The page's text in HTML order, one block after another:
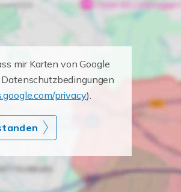
mir Karten von Google
privacy).